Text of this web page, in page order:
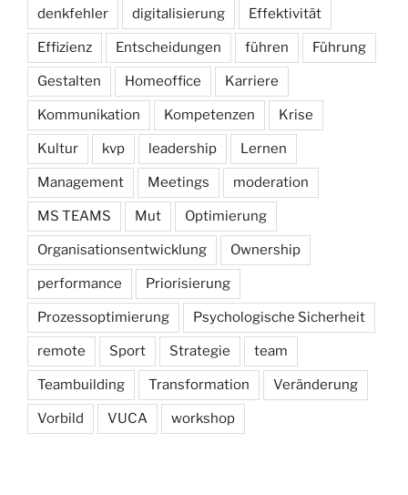
denkfehler digitalisierung Effektivität
Effizienz Entscheidungen führen Führung
Gestalten Homeoffice Karriere
Kommunikation Kompetenzen Krise
Kultur kvp leadership Lernen
Management Meetings moderation
MS TEAMS Mut Optimierung
Organisationsentwicklung Ownership
performance Priorisierung
Prozessoptimierung Psychologische Sicherheit
remote Sport Strategie team
Teambuilding Transformation Veränderung
Vorbild VUCA workshop